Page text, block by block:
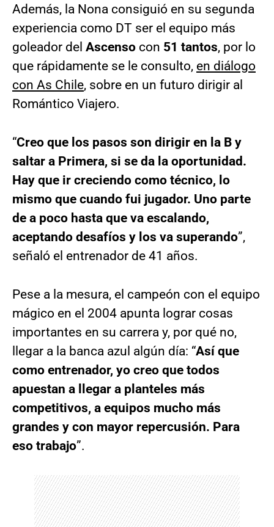
Además, la Nona consiguió en su segunda
experiencia como DT ser el equipo más
goleador del Ascenso con 51 tantos, por lo
que rápidamente se le consulto, en diálogo
con As Chile, sobre en un futuro dirigir al
Romántico Viajero.
“Creo que los pasos son dirigir en la B y
saltar a Primera, si se da la oportunidad.
Hay que ir creciendo como técnico, lo
mismo que cuando fui jugador. Uno parte
de a poco hasta que va escalando,
aceptando desafíos y los va superando”,
señaló el entrenador de 41 años.
Pese a la mesura, el campeón con el equipo
mágico en el 2004 apunta lograr cosas
importantes en su carrera y, por qué no,
llegar a la banca azul algún día: “Así que
como entrenador, yo creo que todos
apuestan a llegar a planteles más
competitivos, a equipos mucho más
grandes y con mayor repercusión. Para
eso trabajo”.